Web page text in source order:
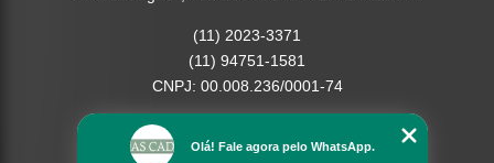
(11) 2023-3371
(11) 94751-1581
CNPJ: 00.008.236/0001-74
Empresa
Olá! Fale agora pelo WhatsApp.